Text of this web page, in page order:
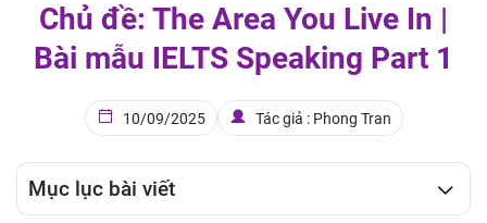
Chủ đề: The Area You Live In |
Bài mẫu IELTS Speaking Part 1
10/09/2025 Tác giả : Phong Tran
Mục lục bài viết